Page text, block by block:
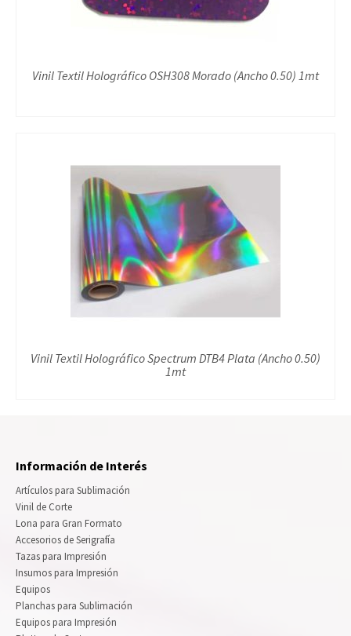
Vinil Textil Holográfico OSH308 Morado (Ancho 0.50) 1mt
Vinil Textil Holográfico Spectrum DTB4 Plata (Ancho 0.50)
1mt
Información de Interés
Artículos para Sublimación
Vinil de Corte
Lona para Gran Formato
Accesorios de Serigrafía
Tazas para Impresión
Insumos para Impresión
Equipos
Planchas para Sublimación
Equipos para Impresión